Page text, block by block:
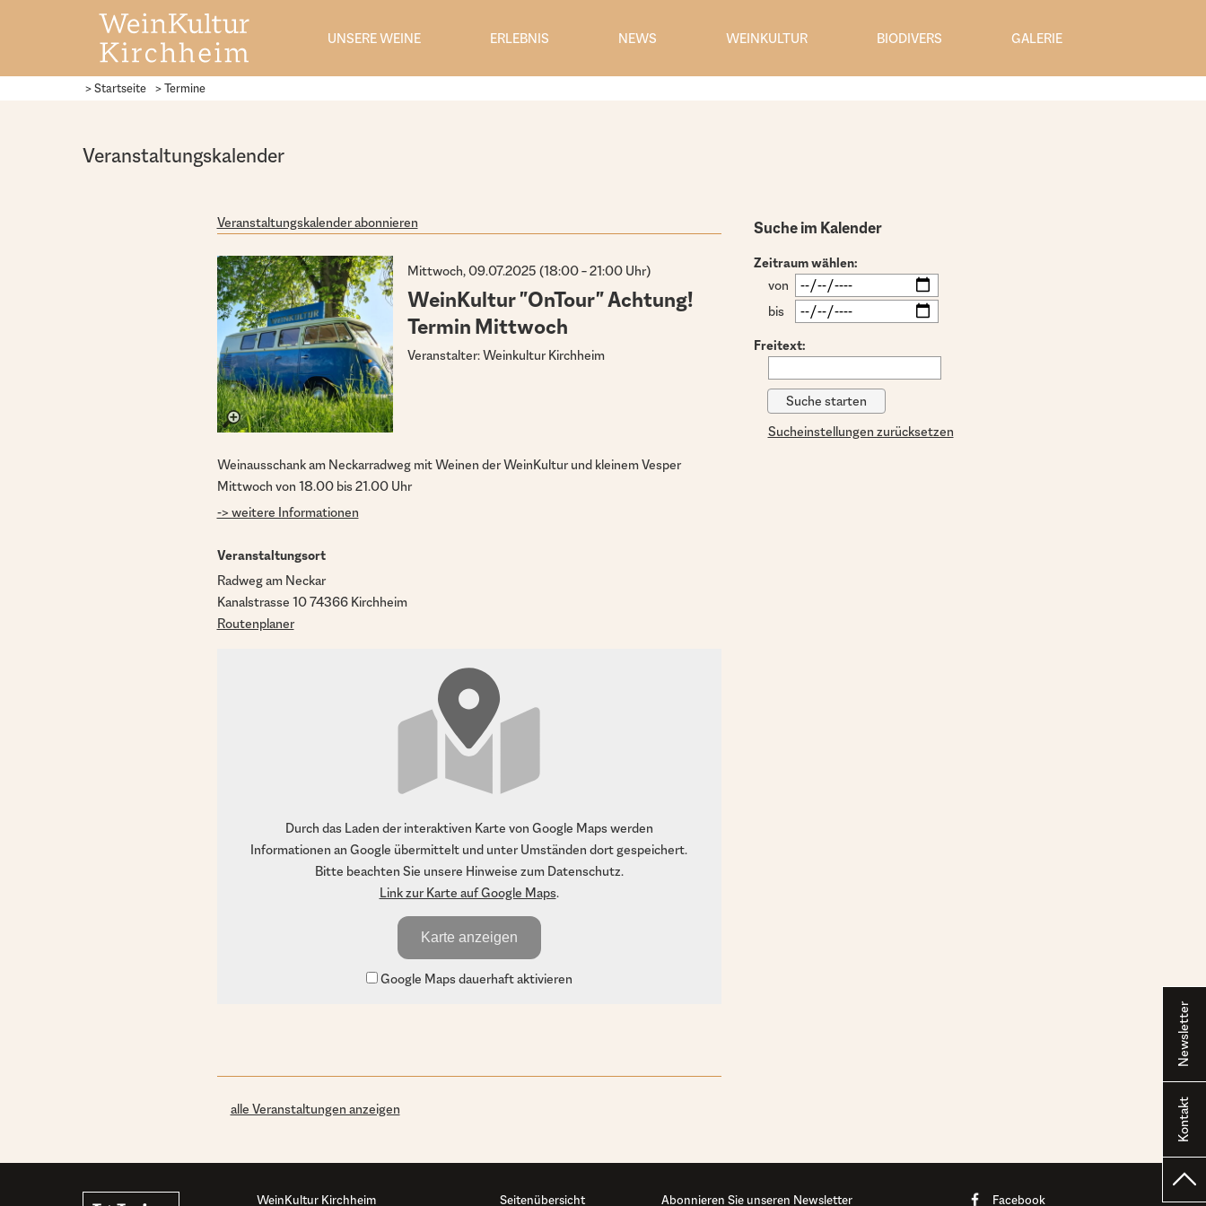
UNSERE WEINE ERLEBNIS NEWS WEINKULTUR BIODIVERS GALERIE
> Startseite > Termine
Veranstaltungskalender
Suche im Kalender
Zeitraum wählen:
von
bis
Freitext:
Sucheinstellungen zurücksetzen
Veranstaltungskalender abonnieren
Mittwoch, 09.07.2025 (18:00 – 21:00 Uhr)
WeinKultur "OnTour" Achtung!
Termin Mittwoch
Veranstalter: Weinkultur Kirchheim
Weinausschank am Neckarradweg mit Weinen der WeinKultur und kleinem Vesper
Mittwoch von 18.00 bis 21.00 Uhr
-> weitere Informationen
Veranstaltungsort
Radweg am Neckar
Kanalstrasse 10 74366 Kirchheim
Routenplaner
Durch das Laden der interaktiven Karte von Google Maps werden
Informationen an Google übermittelt und unter Umständen dort gespeichert.
Bitte beachten Sie unsere Hinweise zum Datenschutz.
Link zur Karte auf Google Maps.
Karte anzeigen
Google Maps dauerhaft aktivieren
alle Veranstaltungen anzeigen
WeinKultur Kirchheim Seitenübersicht Abonnieren Sie unseren Newsletter Facebook
Newsletter
Kontakt